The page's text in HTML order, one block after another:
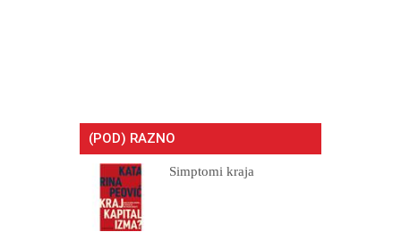
(POD) RAZNO
Simptomi kraja